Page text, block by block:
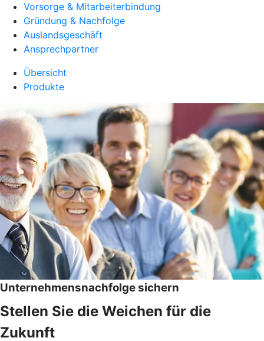
Vorsorge & Mitarbeiterbindung
Gründung & Nachfolge
Auslandsgeschäft
Ansprechpartner
Übersicht
Produkte
Unternehmensnachfolge sichern
Stellen Sie die Weichen für die
Zukunft